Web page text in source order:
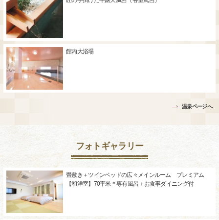
館内大浴場
温泉ページへ
フォトギャラリー
畳敷き＋ツインベッドの広々メインルーム プレミアム
【和洋室】70平米＊専有風呂＋お食事ダイニング付